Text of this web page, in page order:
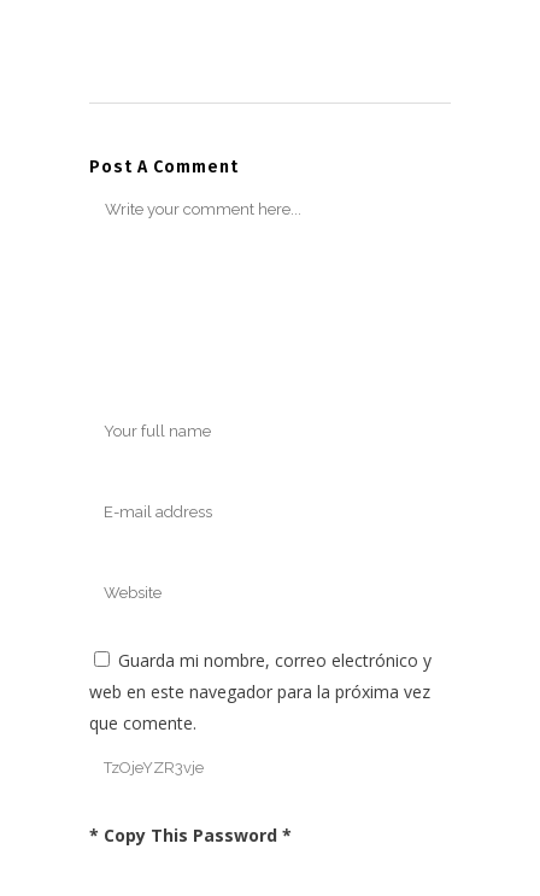
Post A Comment
Guarda mi nombre, correo electrónico y
web en este navegador para la próxima vez
que comente.
* Copy This Password *